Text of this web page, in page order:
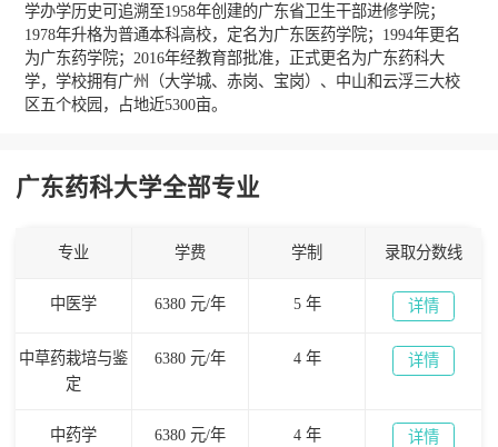
学办学历史可追溯至1958年创建的广东省卫生干部进修学院；
1978年升格为普通本科高校，定名为广东医药学院；1994年更名
为广东药学院；2016年经教育部批准，正式更名为广东药科大
学，学校拥有广州（大学城、赤岗、宝岗）、中山和云浮三大校
区五个校园，占地近5300亩。
广东药科大学全部专业
专业 学费 学制 录取分数线
中医学 6380 元/年 5 年 详情
中草药栽培与鉴
定
6380 元/年 4 年 详情
中药学 6380 元/年 4 年 详情